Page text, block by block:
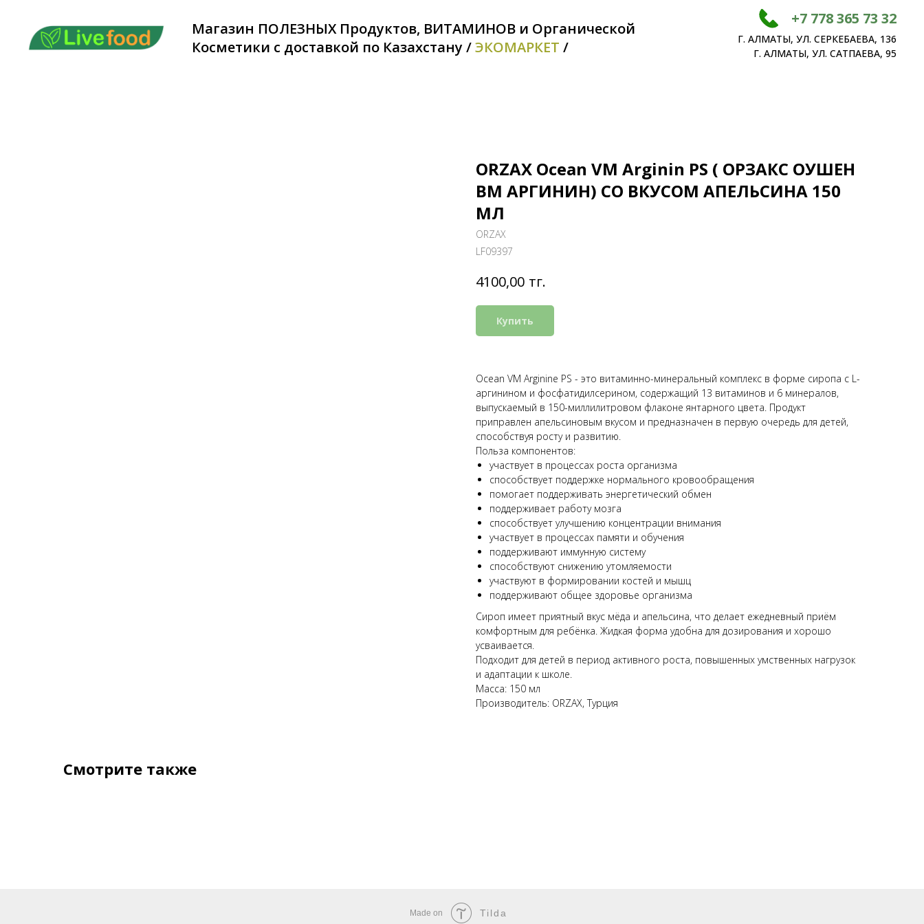
Магазин ПОЛЕЗНЫХ Продуктов, ВИТАМИНОВ и Органической
Косметики с доставкой по Казахстану /ЭКОМАРКЕТ /
+7 778 365 73 32
Г. АЛМАТЫ, УЛ. СЕРКЕБАЕВА, 136
Г. АЛМАТЫ, УЛ. САТПАЕВА, 95
ORZAX Ocean VM Arginin PS ( ОРЗАКС ОУШЕН
ВМ АРГИНИН) СО ВКУСОМ АПЕЛЬСИНА 150
МЛ
ORZAX
LF09397
4100,00 тг.
Купить
Ocean VM Arginine PS - это витаминно-минеральный комплекс в форме сиропа с L-
аргинином и фосфатидилсерином, содержащий 13 витаминов и 6 минералов,
выпускаемый в 150-миллилитровом флаконе янтарного цвета. Продукт
приправлен апельсиновым вкусом и предназначен в первую очередь для детей,
способствуя росту и развитию.
Польза компонентов:
участвует в процессах роста организма
способствует поддержке нормального кровообращения
помогает поддерживать энергетический обмен
поддерживает работу мозга
способствует улучшению концентрации внимания
участвует в процессах памяти и обучения
поддерживают иммунную систему
способствуют снижению утомляемости
участвуют в формировании костей и мышц
поддерживают общее здоровье организма
Сироп имеет приятный вкус мёда и апельсина, что делает ежедневный приём
комфортным для ребёнка. Жидкая форма удобна для дозирования и хорошо
усваивается.
Подходит для детей в период активного роста, повышенных умственных нагрузок
и адаптации к школе.
Масса: 150 мл
Производитель: ORZAX, Турция
Смотрите также
Made on Tilda